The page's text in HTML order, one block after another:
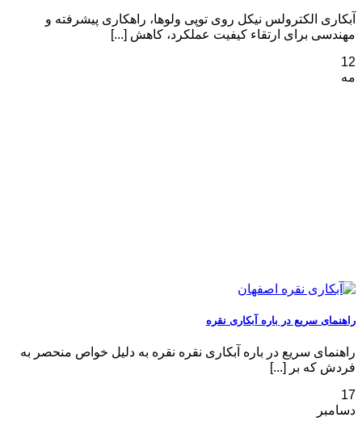
آبکاری الکترولس نیکل روی توپی‌ ولوها، راهکاری پیشرفته و
مهندسی برای ارتقاء کیفیت عملکرد، کاهش [...]
12
مه
راهنمای سریع در باره آبکاری نقره
راهنمای سریع در باره آبکاری نقره نقره به دلیل خواص منحصر به
‌فردش که بر [...]
17
دسامبر